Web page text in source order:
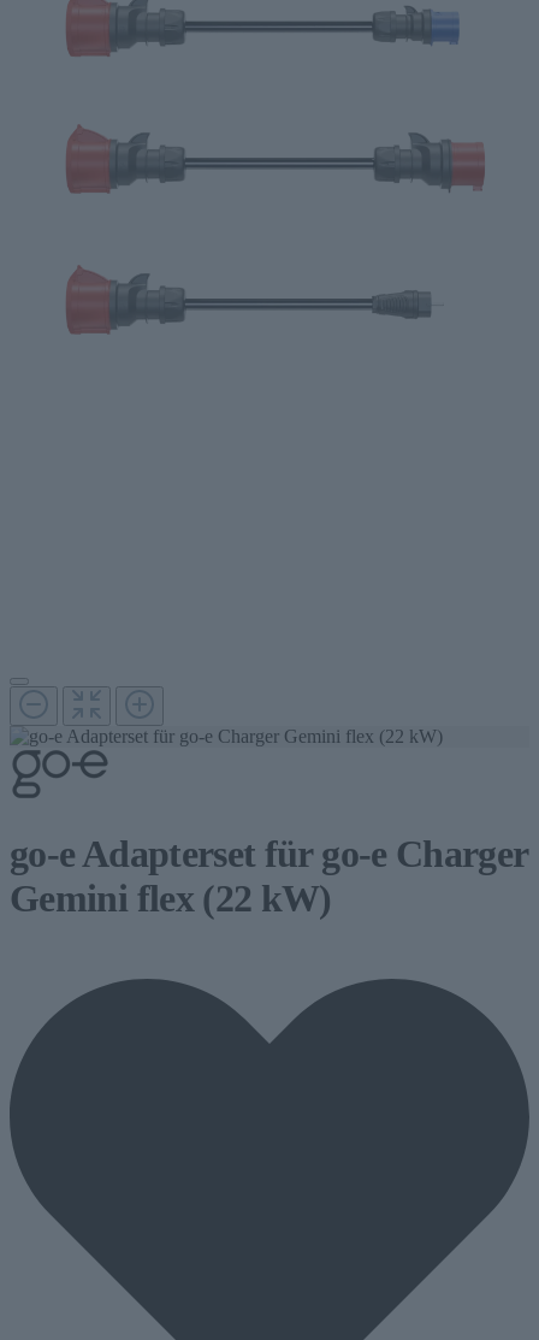
go-e Adapterset für go-e Charger
Gemini flex (22 kW)